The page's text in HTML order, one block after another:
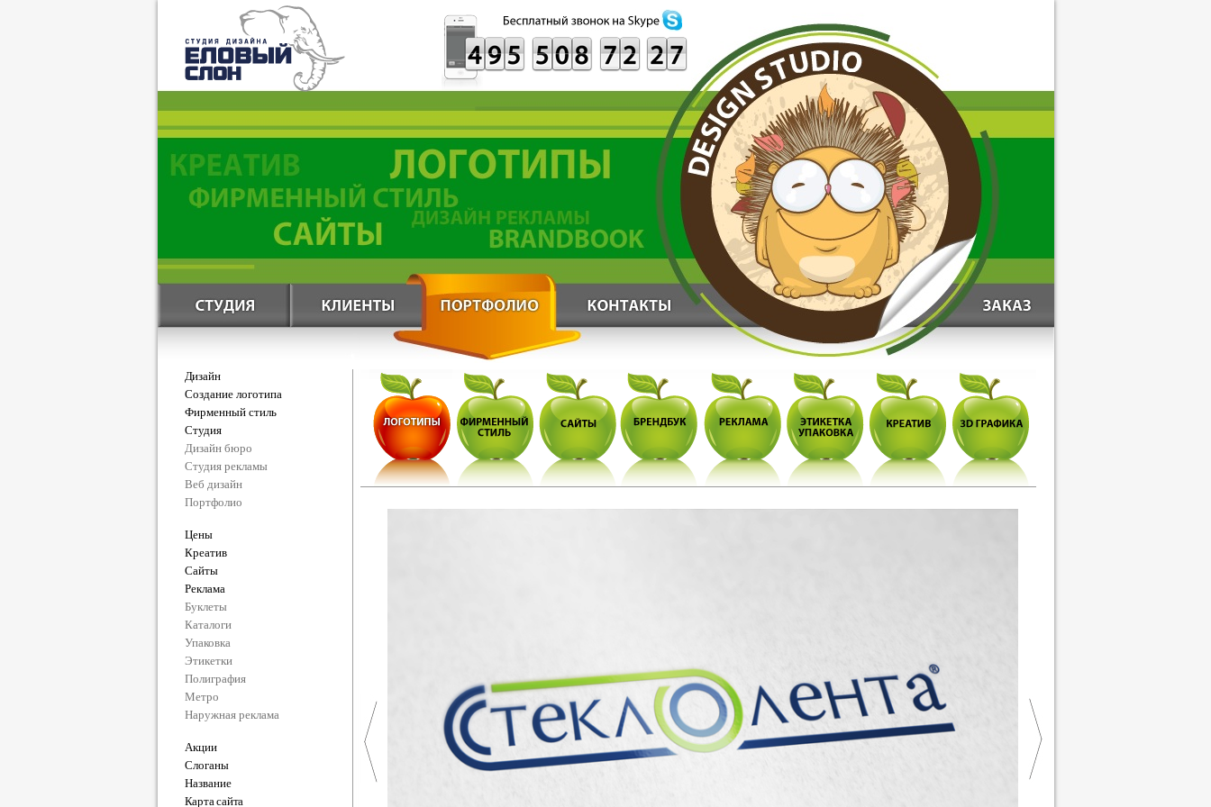
Дизайн
Создание логотипа
Фирменный стиль
Студия
Дизайн бюро
Студия рекламы
Веб дизайн
Портфолио
Цены
Креатив
Сайты
Реклама
Буклеты
Каталоги
Упаковка
Этикетки
Полиграфия
Метро
Наружная реклама
Акции
Слоганы
Название
Карта сайта